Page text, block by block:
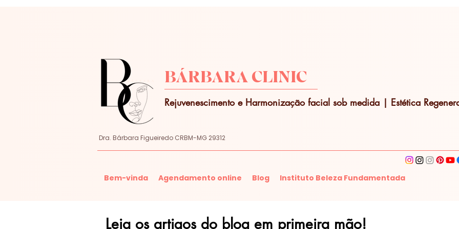
BÁRBARA CLINIC
Rejuvenescimento e Harmonização facial sob medida | Estética
Dra. Bárbara Figueiredo CRBM-MG 29312
Bem-vinda Agendamento online Blog Instituto Beleza Fundamentada
Leia os artigos do blog em primeira mão!